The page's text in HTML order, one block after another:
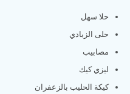
حلا سهل
حلى الزبادي
مصابيب
ليزي كيك
كيكة الحليب بالزعفران